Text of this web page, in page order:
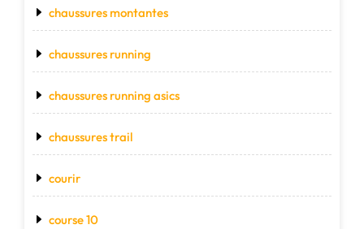
chaussures montantes
chaussures running
chaussures running asics
chaussures trail
courir
course 10